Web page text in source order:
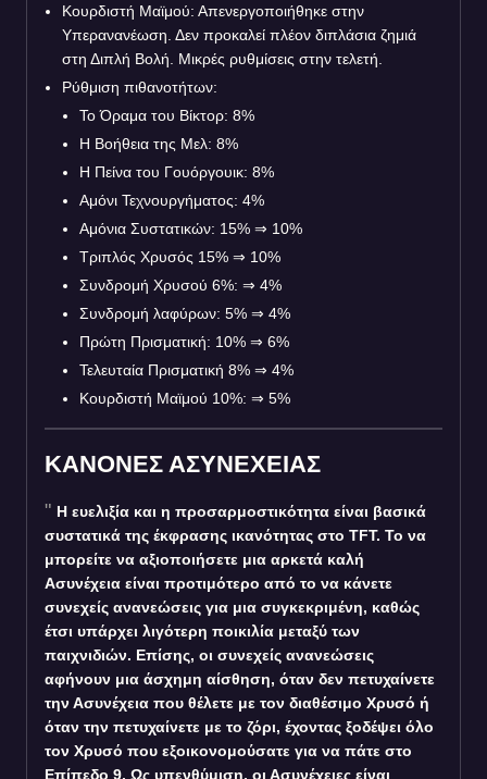
Κουρδιστή Μαϊμού: Απενεργοποιήθηκε στην
Υπερανανέωση. Δεν προκαλεί πλέον διπλάσια ζημιά
στη Διπλή Βολή. Μικρές ρυθμίσεις στην τελετή.
Ρύθμιση πιθανοτήτων:
Το Όραμα του Βίκτορ: 8%
Η Βοήθεια της Μελ: 8%
Η Πείνα του Γουόργουικ: 8%
Αμόνι Τεχνουργήματος: 4%
Αμόνια Συστατικών: 15% ⇒ 10%
Τριπλός Χρυσός 15% ⇒ 10%
Συνδρομή Χρυσού 6%: ⇒ 4%
Συνδρομή λαφύρων: 5% ⇒ 4%
Πρώτη Πρισματική: 10% ⇒ 6%
Τελευταία Πρισματική 8% ⇒ 4%
Κουρδιστή Μαϊμού 10%: ⇒ 5%
ΚΑΝΟΝΕΣ ΑΣΥΝΕΧΕΙΑΣ
Η ευελιξία και η προσαρμοστικότητα είναι βασικά
συστατικά της έκφρασης ικανότητας στο TFT. Το να
μπορείτε να αξιοποιήσετε μια αρκετά καλή
Ασυνέχεια είναι προτιμότερο από το να κάνετε
συνεχείς ανανεώσεις για μια συγκεκριμένη, καθώς
έτσι υπάρχει λιγότερη ποικιλία μεταξύ των
παιχνιδιών. Επίσης, οι συνεχείς ανανεώσεις
αφήνουν μια άσχημη αίσθηση, όταν δεν πετυχαίνετε
την Ασυνέχεια που θέλετε με τον διαθέσιμο Χρυσό ή
όταν την πετυχαίνετε με το ζόρι, έχοντας ξοδέψει όλο
τον Χρυσό που εξοικονομούσατε για να πάτε στο
Επίπεδο 9. Ως υπενθύμιση, οι Ασυνέχειες είναι